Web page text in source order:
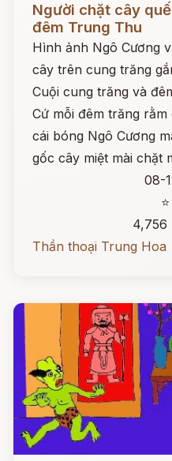
Người chặt cây
đêm Trung Thu
Hình ảnh Ngô Cương
cây trên cung trăng
Cuội cung trăng và
Cứ mỗi đêm trăng
cái bóng Ngô Cương
gốc cây miệt mài chặt
08-
4,756
Thần thoại Trung Hoa